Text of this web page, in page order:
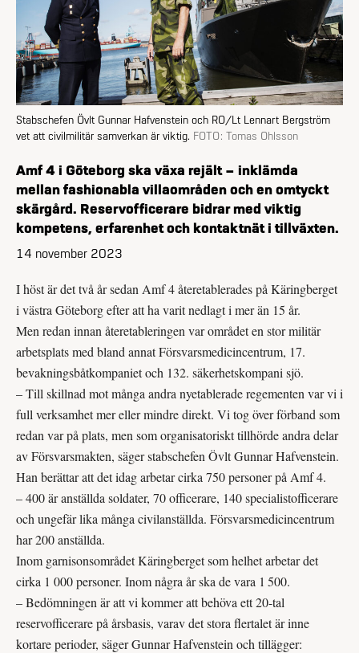
Stabschefen Övlt Gunnar Hafvenstein och RO/Lt Lennart Bergström
vet att civilmilitär samverkan är viktig. FOTO: Tomas Ohlsson
Amf 4 i Göteborg ska växa rejält – inklämda
mellan fashionabla villaområden och en omtyckt
skärgård. Reservofficerare bidrar med viktig
kompetens, erfarenhet och kontaktnät i tillväxten.
14 november 2023
I höst är det två år sedan Amf 4 åter­etablerades på Käringberget
i västra Göteborg efter att ha varit nedlagt i mer än 15 år.
Men redan innan återetableringen var området en stor militär
arbetsplats med bland annat Försvarsmedicincentrum, 17.
bevakningsbåtkompaniet och 132. säkerhetskompani sjö.
– Till skillnad mot många andra nyetablerade regementen var vi i
full verksamhet mer eller mindre direkt. Vi tog över förband som
redan var på plats, men som organisatoriskt tillhörde andra delar
av Försvarsmakten, säger stabschefen Övlt Gunnar Hafvenstein.
Han berättar att det idag arbetar cirka 750 personer på Amf 4.
– 400 är anställda soldater, 70 officerare, 140 specialistofficerare
och ungefär lika många civilanställda. Försvars­medicincentrum
har 200 anställda.
Inom garnisonsområdet Käringberget som helhet arbetar det
cirka 1 000 personer. Inom några år ska de vara 1 500.
– Bedömningen är att vi kommer att behöva ett 20-tal
reservofficerare på årsbasis, varav det stora flertalet är inne
kortare perioder, säger Gunnar Hafven­stein och tillägger: